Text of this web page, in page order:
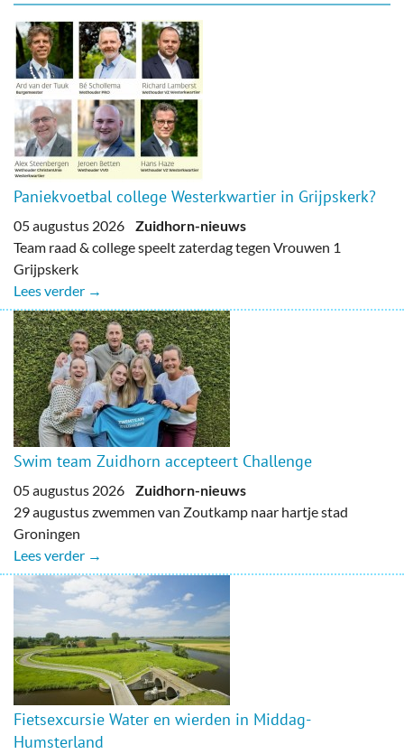
Paniekvoetbal college Westerkwartier in Grijpskerk?
05 augustus 2026 Zuidhorn-nieuws
Team raad & college speelt zaterdag tegen Vrouwen 1
Grijpskerk
Lees verder →
Swim team Zuidhorn accepteert Challenge
05 augustus 2026 Zuidhorn-nieuws
29 augustus zwemmen van Zoutkamp naar hartje stad
Groningen
Lees verder →
Fietsexcursie Water en wierden in Middag-
Humsterland